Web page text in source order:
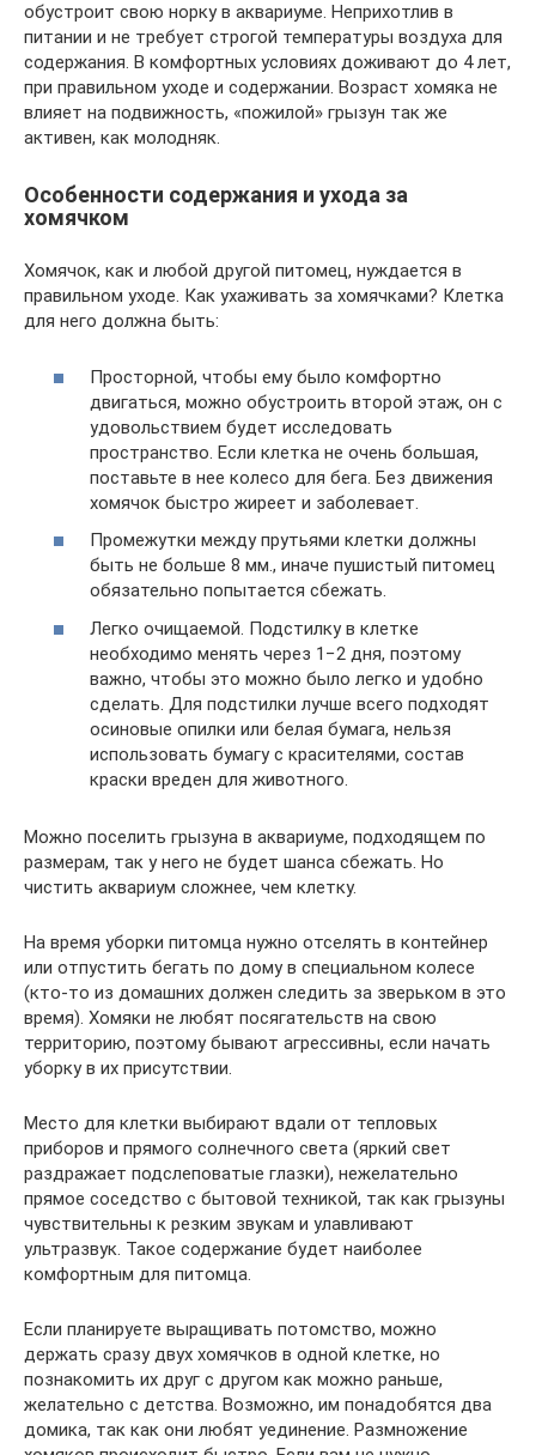
обустроит свою норку в аквариуме. Неприхотлив в
питании и не требует строгой температуры воздуха для
содержания. В комфортных условиях доживают до 4 лет,
при правильном уходе и содержании. Возраст хомяка не
влияет на подвижность, «пожилой» грызун так же
активен, как молодняк.
Особенности содержания и ухода за
хомячком
Хомячок, как и любой другой питомец, нуждается в
правильном уходе. Как ухаживать за хомячками? Клетка
для него должна быть:
Просторной, чтобы ему было комфортно
двигаться, можно обустроить второй этаж, он с
удовольствием будет исследовать
пространство. Если клетка не очень большая,
поставьте в нее колесо для бега. Без движения
хомячок быстро жиреет и заболевает.
Промежутки между прутьями клетки должны
быть не больше 8 мм., иначе пушистый питомец
обязательно попытается сбежать.
Легко очищаемой. Подстилку в клетке
необходимо менять через 1−2 дня, поэтому
важно, чтобы это можно было легко и удобно
сделать. Для подстилки лучше всего подходят
осиновые опилки или белая бумага, нельзя
использовать бумагу с красителями, состав
краски вреден для животного.
Можно поселить грызуна в аквариуме, подходящем по
размерам, так у него не будет шанса сбежать. Но
чистить аквариум сложнее, чем клетку.
На время уборки питомца нужно отселять в контейнер
или отпустить бегать по дому в специальном колесе
(кто-то из домашних должен следить за зверьком в это
время). Хомяки не любят посягательств на свою
территорию, поэтому бывают агрессивны, если начать
уборку в их присутствии.
Место для клетки выбирают вдали от тепловых
приборов и прямого солнечного света (яркий свет
раздражает подслеповатые глазки), нежелательно
прямое соседство с бытовой техникой, так как грызуны
чувствительны к резким звукам и улавливают
ультразвук. Такое содержание будет наиболее
комфортным для питомца.
Если планируете выращивать потомство, можно
держать сразу двух хомячков в одной клетке, но
познакомить их друг с другом как можно раньше,
желательно с детства. Возможно, им понадобятся два
домика, так как они любят уединение. Размножение